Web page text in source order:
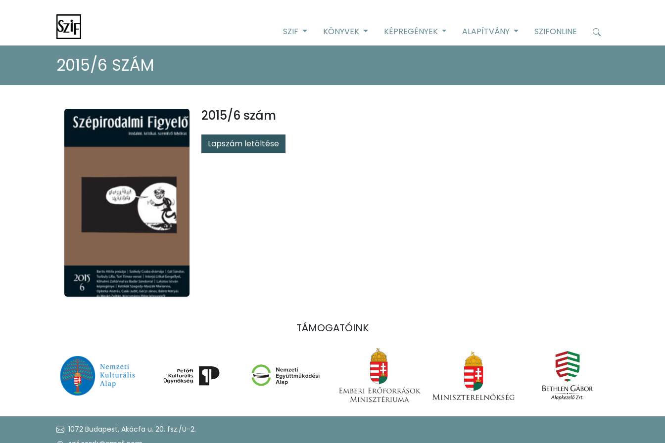
SZIF KÖNYVEK KÉPREGÉNYEK ALAPÍTVÁNY SZIFONLINE
2015/6 SZÁM
2015/6 szám
Lapszám letöltése
TÁMOGATÓINK
1072 Budapest, Akácfa u. 20. fsz./Ü-2.